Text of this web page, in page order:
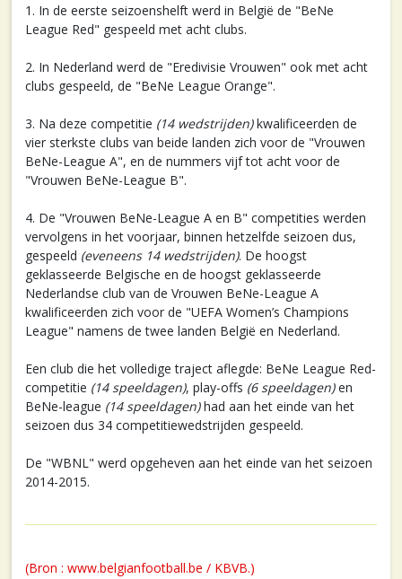
1. In de eerste seizoenshelft werd in België de "BeNe
League Red" gespeeld met acht clubs.
2. In Nederland werd de "Eredivisie Vrouwen" ook met acht
clubs gespeeld, de "BeNe League Orange".
3. Na deze competitie (14 wedstrijden)kwalificeerden de
vier sterkste clubs van beide landen zich voor de "Vrouwen
BeNe-League A", en de nummers vijf tot acht voor de
"Vrouwen BeNe-League B".
4. De "Vrouwen BeNe-League A en B" competities werden
vervolgens in het voorjaar, binnen hetzelfde seizoen dus,
gespeeld (eveneens 14 wedstrijden). De hoogst
geklasseerde Belgische en de hoogst geklasseerde
Nederlandse club van de Vrouwen BeNe-League A
kwalificeerden zich voor de "UEFA Women’s Champions
League" namens de twee landen België en Nederland.
Een club die het volledige traject aflegde: BeNe League Red-
competitie (14 speeldagen), play-offs (6 speeldagen)en
BeNe-league (14 speeldagen)had aan het einde van het
seizoen dus 34 competitiewedstrijden gespeeld.
De "WBNL" werd opgeheven aan het einde van het seizoen
2014-2015.
(Bron : www.belgianfootball.be / KBVB.)